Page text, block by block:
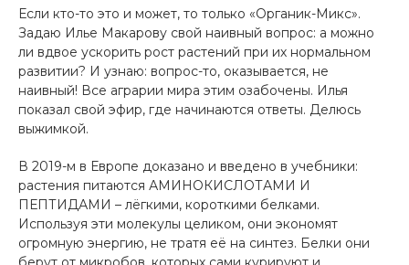
Если кто-то это и может, то только «Органик-Микс».
Задаю Илье Макарову свой наивный вопрос: а можно
ли вдвое ускорить рост растений при их нормальном
развитии? И узнаю: вопрос-то, оказывается, не
наивный! Все аграрии мира этим озабочены. Илья
показал свой эфир, где начинаются ответы. Делюсь
выжимкой.
В 2019-м в Европе доказано и введено в учебники:
растения питаются АМИНОКИСЛОТАМИ И
ПЕПТИДАМИ – лёгкими, короткими белками.
Используя эти молекулы целиком, они экономят
огромную энергию, не тратя её на синтез. Белки они